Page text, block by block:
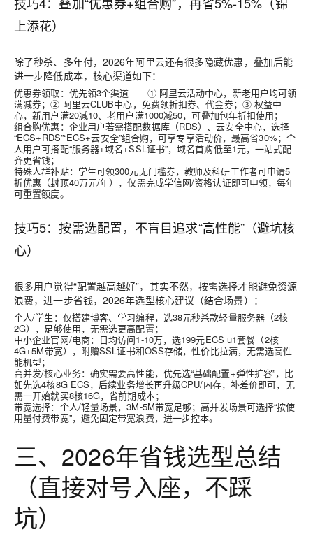
上添花）
除了秒杀、多年付，2026年阿里云还有很多隐藏优惠，叠加后能
进一步降低成本，核心渠道如下：
优惠券领取：优先领3个渠道——① 阿里云活动中心，新老用户均可领
满减券；② 阿里云CLUB中心，免费领折扣券、代金券；③ 权益中
心，新用户满20减10、老用户满1000减50，可叠加包年折扣使用；
组合购优惠：企业用户若需搭配数据库（RDS）、云安全中心，选择
“ECS+RDS”“ECS+云安全”组合购，可享专享活动价，最高省30%；个
人用户可搭配“服务器+域名+SSL证书”，域名首购低至1元，一站式配
齐更省钱；
特殊人群补贴：学生可领300元无门槛券，教师及科研工作者可申请5
折优惠（封顶40万元/年），仅需完成学信网/资格认证即可申领，每年
可重置额度。
技巧5：按需选配置，不盲目追求“高性能”（避坑核
心）
很多用户觉得“配置越高越好”，其实不然，按需选择才能避免资源
浪费，进一步省钱，2026年选型核心建议（结合场景）：
个人/学生：仅搭建博客、学习编程，选38元秒杀款轻量服务器（2核
2G），足够使用，无需选更高配置；
中小企业官网/电商：日均访问1-10万，选199元ECS u1套餐（2核
4G+5M带宽），附赠SSL证书和OSS存储，性价比拉满，无需选高性
能机型；
高并发/核心业务：确实需要高性能，优先选“基础配置+弹性扩容”，比
如先选4核8G ECS，后续业务增长再升级CPU/内存，补差价即可，无
需一开始就买8核16G，省前期成本；
带宽选择：个人/轻量场景，3M-5M带宽足够；高并发场景可选择“按使
用量付费带宽”，避免固定带宽浪费，进一步控本。
三、2026年省钱选型总结
（直接对号入座，不踩
坑）